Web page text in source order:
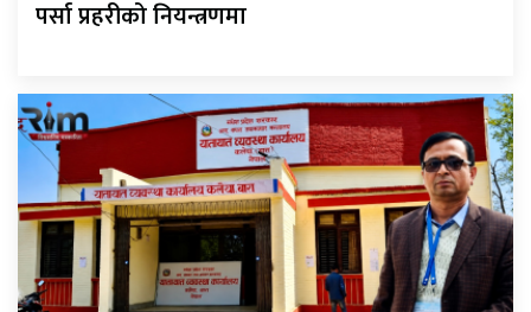
पर्सा प्रहरीको नियन्त्रणमा